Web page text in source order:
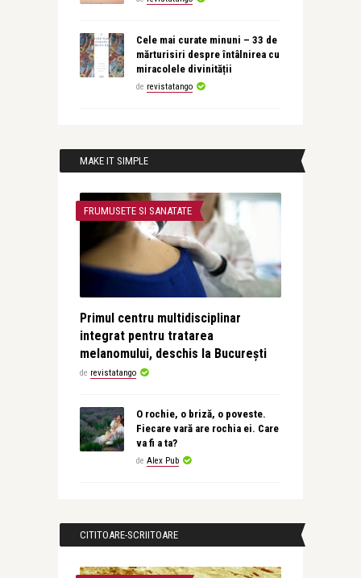
Cele mai curate minuni – 33 de
mărturisiri despre întâlnirea cu
miracolele divinității
de revistatango
MAKE IT SIMPLE
FRUMUSETE SI SANATATE
Primul centru multidisciplinar
integrat pentru tratarea
melanomului, deschis la București
de revistatango
O rochie, o briză, o poveste.
Fiecare vară are rochia ei. Care
va fi a ta?
de Alex Pub
CITITOARE-SCRIITOARE